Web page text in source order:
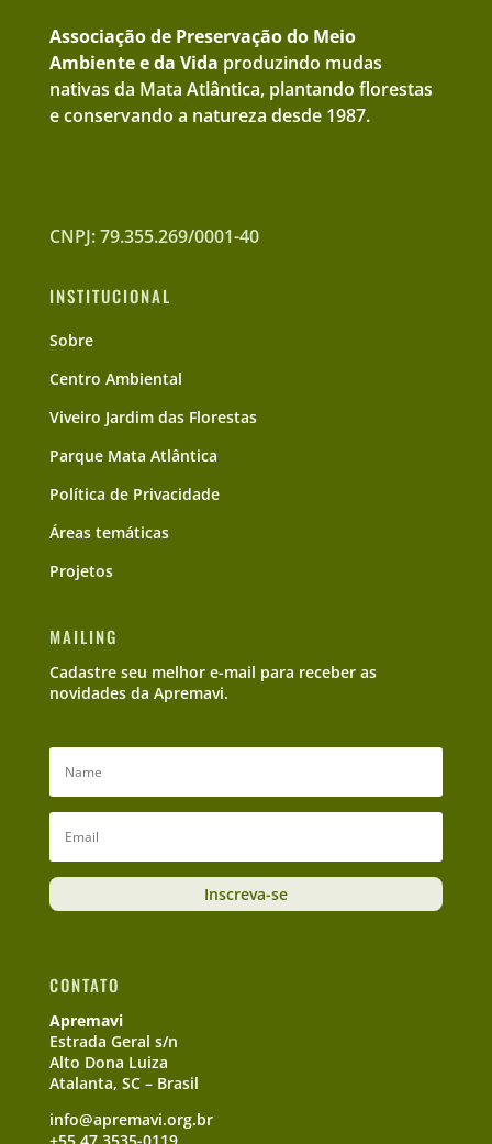
Associação de Preservação do Meio
Ambiente e da Vida produzindo mudas
nativas da Mata Atlântica, plantando florestas
e conservando a natureza desde 1987.
CNPJ: 79.355.269/0001-40
INSTITUCIONAL
Sobre
Centro Ambiental
Viveiro Jardim das Florestas
Parque Mata Atlântica
Política de Privacidade
Áreas temáticas
Projetos
MAILING
Cadastre seu melhor e-mail para receber as
novidades da Apremavi.
Inscreva-se
CONTATO
Apremavi
Estrada Geral s/n
Alto Dona Luiza
Atalanta, SC – Brasil
info@apremavi.org.br